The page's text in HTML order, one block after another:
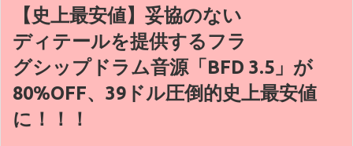
【史上最安値】妥協のない
ディテールを提供するフラ
グシップドラム音源「BFD 3.5」が
80%OFF、39ドル圧倒的史上最安値
に！！！